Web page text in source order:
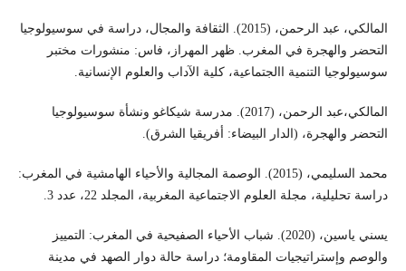
المالكي، عبد الرحمن، (2015). الثقافة والمجال، دراسة في سوسيولوجيا
التحضر والهجرة في المغرب. ظهر المهراز، فاس: منشورات مختبر
سوسيولوجيا التنمية االجتماعية، كلية الآداب والعلوم الإنسانية.
المالكي،عبد الرحمن، (2017). مدرسة شيكاغو ونشأة سوسيولوجيا
التحضر والهجرة، (الدار البيضاء: أفريقيا الشرق).
محمد السليمي، (2015). الوصمة المجالية والأحياء الهامشية في المغرب:
دراسة تحليلية، مجلة العلوم الاجتماعية المغربية، المجلد 22، عدد 3.
يسني ياسين، (2020). شباب الأحياء الصفيحية في المغرب: التمييز
والوصم وإستراتيجيات المقاومة؛ دراسة حالة دوار الصهد في مدينة